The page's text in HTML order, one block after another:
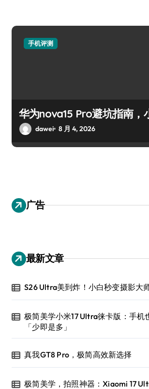
手机评测
华为nova15 Pro避坑指南，
dawei 8 月 4, 2026
广告
最新文章
S26 Ultra美到炸！小白秒变摄影大
极简美学小米17 Ultra徕卡版：手机
「少即是多」
真我GT8 Pro，极简高效新选择
极简美学，拍照神器：Xiaomi 17